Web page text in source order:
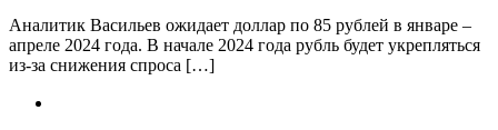
Аналитик Васильев ожидает доллар по 85 рублей в январе –
апреле 2024 года. В начале 2024 года рубль будет укрепляться
из-за снижения спроса […]